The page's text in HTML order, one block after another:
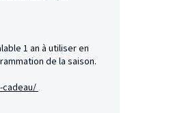
1 an à utiliser en
de la saison.